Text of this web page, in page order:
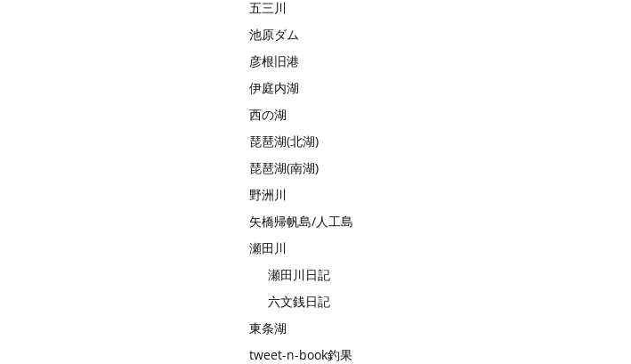
五三川
池原ダム
彦根旧港
伊庭内湖
西の湖
琵琶湖(北湖)
琵琶湖(南湖)
野洲川
矢橋帰帆島/人工島
瀬田川
瀬田川日記
六文銭日記
東条湖
tweet-n-book釣果